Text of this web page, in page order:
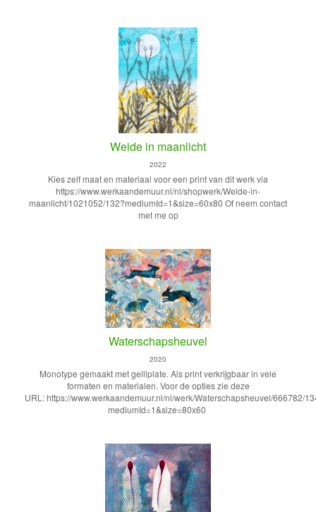
Weide in maanlicht
2022
Kies zelf maat en materiaal voor een print van dit werk via
https://www.werkaandemuur.nl/nl/shopwerk/Weide-in-
maanlicht/1021052/132?mediumId=1&size=60x80 Of neem contact
met me op
Waterschapsheuvel
2020
Monotype gemaakt met gelliplate. Als print verkrijgbaar in vele
formaten en materialen. Voor de opties zie deze
URL: https://www.werkaandemuur.nl/nl/werk/Waterschapsheuvel/666782/
mediumId=1&size=80x60